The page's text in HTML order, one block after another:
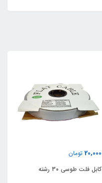
20,000 تومان
کابل فلت طوسی 30 رشته